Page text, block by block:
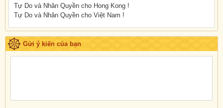
Tự Do và Nhân Quyền cho Hong Kong !
Tự Do và Nhân Quyền cho Việt Nam !
Gửi ý kiến của bạn